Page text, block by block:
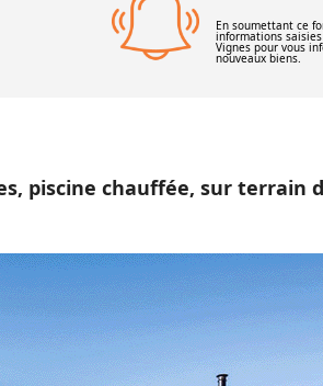
En soumettant ce
informations
Vignes pour vous
nouveaux biens.
piscine chauffée, sur terrain